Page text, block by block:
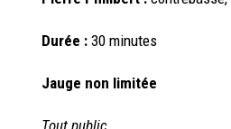
Durée :30 minutes
Jauge non limitée
Tout public